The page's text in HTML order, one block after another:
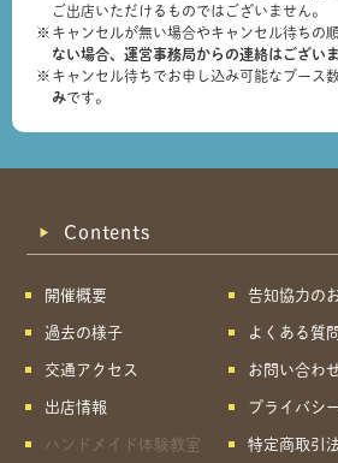
ご出店いただけるものではございません。
キャンセルが無い場合やキャンセル待ちの
ない場合、運営事務局からの連絡はございま
キャンセル待ちでお申し込み可能なブース
みです。
Contents
開催概要
過去の様子
交通アクセス
出店情報
ハンドメイド体験教室
告知協力の
よくある質問
お問い合わ
プライバシ
特定商取引